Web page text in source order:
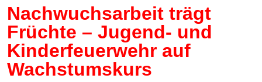
Nachwuchsarbeit trägt
Früchte – Jugend- und
Kinderfeuerwehr auf
Wachstumskurs